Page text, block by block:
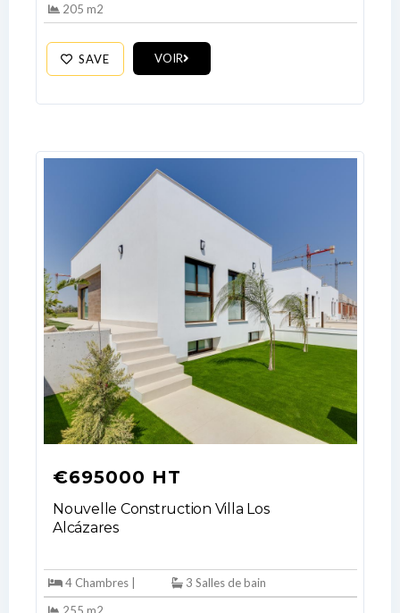
205 m2
SAVE VOIR
€695000 HT
Nouvelle Construction Villa Los
Alcázares
4 Chambres |
3 Salles de bain
255 m2
Log In
Don't have an account?Sign Up
Username